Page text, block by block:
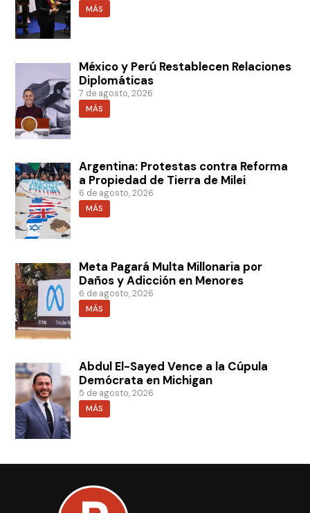
MÁS
México y Perú Restablecen Relaciones
Diplomáticas
7 de agosto, 2026
MÁS
Argentina: Protestas contra Reforma
a Propiedad de Tierra de Milei
6 de agosto, 2026
MÁS
Meta Pagará Multa Millonaria por
Daños y Adicción en Menores
6 de agosto, 2026
MÁS
Abdul El-Sayed Vence a la Cúpula
Demócrata en Michigan
5 de agosto, 2026
MÁS